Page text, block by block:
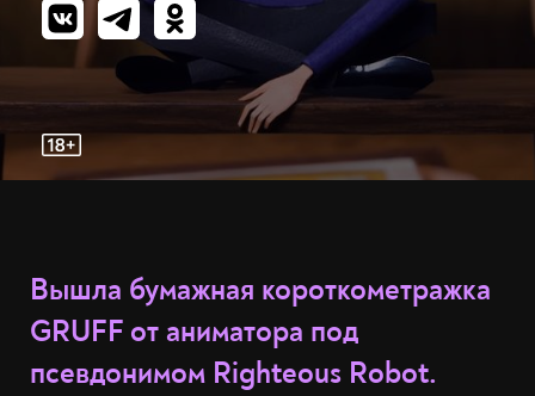
Вышла бумажная короткометражка
GRUFF от аниматора под
псевдонимом Righteous Robot.